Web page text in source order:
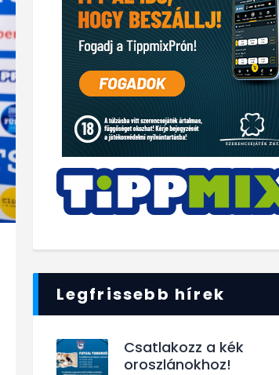
Legfrissebb hírek
Csatlakozz a kék
oroszlánokhoz!